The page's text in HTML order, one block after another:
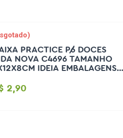
PRACTICE P/6 DOCES
NOVA C4696 TAMANHO
IDEIA EMBALAGENS
2,90